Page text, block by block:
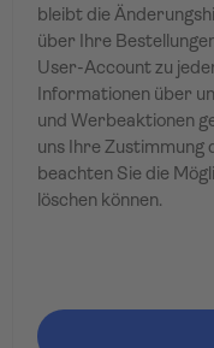
bleibt die
über Ihre
User-Account zu
Informationen über
und Werbeaktionen
uns Ihre Zustimmung
beachten Sie die
löschen können.